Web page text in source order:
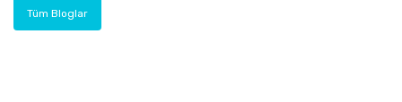
Tüm Bloglar